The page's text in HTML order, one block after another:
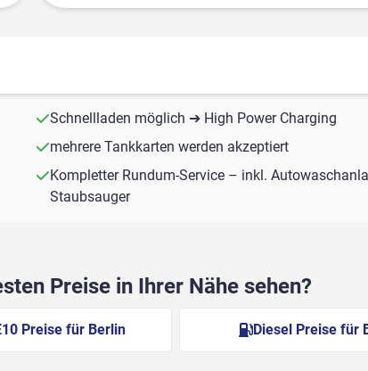
Schnellladen möglich ➔ High Power Charging
mehrere Tankkarten werden akzeptiert
Kompletter Rundum-Service – inkl.
Staubsauger
Preise in Ihrer Nähe sehen?
Preise für Berlin Diesel Preise für